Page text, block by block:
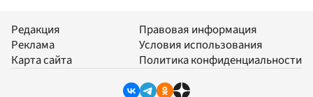
Редакция
Реклама
Карта сайта
Правовая информация
Условия использования
Политика конфиденциальности